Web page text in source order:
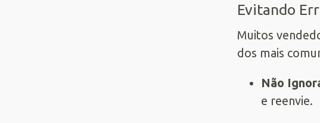
Evitando
Muitos
dos mais
Não
e reenvie.